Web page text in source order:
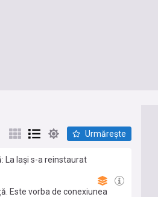
Urmărește
La Iași s-a reinstaurat
Este vorba de conexiunea